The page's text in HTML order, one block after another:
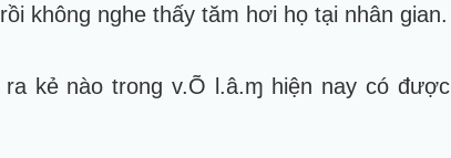
không nghe thấy tăm hơi họ tại nhân gian.
kẻ nào trong v.Õ l.â.ɱ hiện nay có